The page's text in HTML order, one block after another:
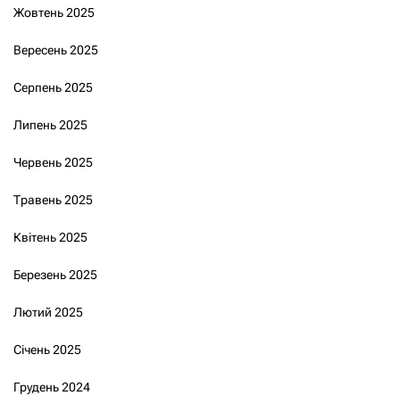
Жовтень 2025
Вересень 2025
Серпень 2025
Липень 2025
Червень 2025
Травень 2025
Квітень 2025
Березень 2025
Лютий 2025
Січень 2025
Грудень 2024